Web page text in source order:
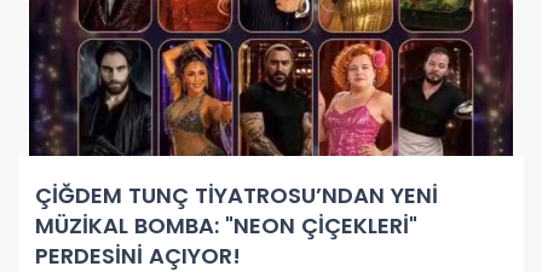
ÇİĞDEM TUNÇ TİYATROSU’NDAN YENİ
MÜZİKAL BOMBA: "NEON ÇİÇEKLERİ"
PERDESİNİ AÇIYOR!